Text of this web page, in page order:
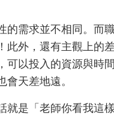
的需求並不相同。而
此外，還有主觀上的
可以投入的資源與時
天差地遠。
就是「老師你看我這